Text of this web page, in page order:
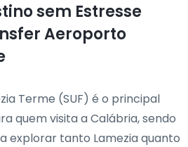
sem Estresse
Aeroporto
Terme (SUF) é o principal
quem visita a Calábria, sendo
explorar tanto Lamezia quanto